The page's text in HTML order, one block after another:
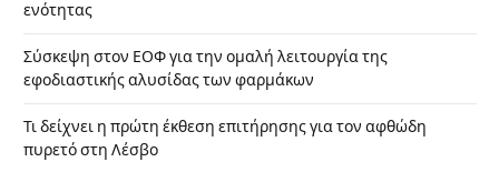
ενότητας
Σύσκεψη στον ΕΟΦ για την ομαλή λειτουργία της
εφοδιαστικής αλυσίδας των φαρμάκων
Τι δείχνει η πρώτη έκθεση επιτήρησης για τον αφθώδη
πυρετό στη Λέσβο